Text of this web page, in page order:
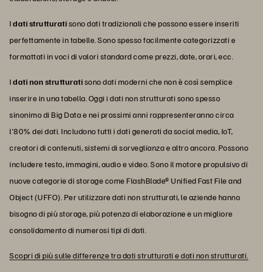
Idati strutturatisono dati tradizionali che possono essere inseriti
perfettamente in tabelle. Sono spesso facilmente categorizzati e
formattati in voci di valori standard come prezzi, date, orari, ecc.
Idati non strutturatisono dati moderni che non è così semplice
inserire in una tabella. Oggi i dati non strutturati sono spesso
sinonimo di Big Data e nei prossimi anni rappresenteranno circa
l'80% dei dati. Includono tutti i dati generati da social media, IoT,
creatori di contenuti, sistemi di sorveglianza e altro ancora. Possono
includere testo, immagini, audio e video. Sono il motore propulsivo di
nuove categorie di storage come FlashBlade® Unified Fast File and
Object (UFFO). Per utilizzare dati non strutturati, le aziende hanno
bisogno di più storage, più potenza di elaborazione e un migliore
consolidamento di numerosi tipi di dati.
Scopri di più sulle differenze tra dati strutturati e dati non strutturati.